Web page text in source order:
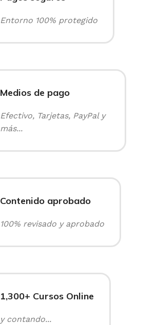
Entorno 100% protegido
Medios de pago
Efectivo, Tarjetas, PayPal y
más...
Contenido aprobado
100% revisado y aprobado
1,300+ Cursos Online
y contando...